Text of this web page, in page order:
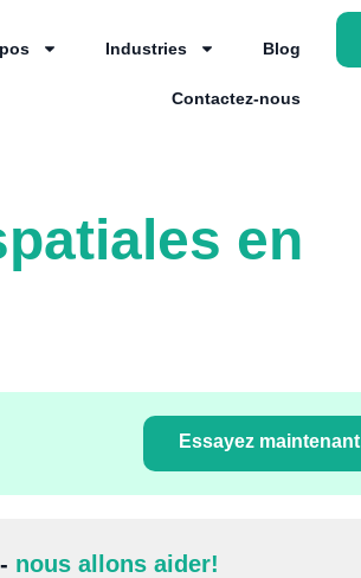
Industries Blog
Contactez-nous
en
Essayez maintenant
nous allons aider!